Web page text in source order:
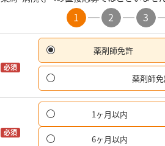
1 2 3
必須
薬剤師免許
薬剤師免
必須
1ヶ月以内
6ヶ月以内